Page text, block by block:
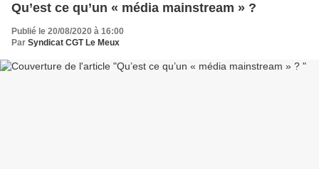
Qu’est ce qu’un « média mainstream » ?
Publié le 20/08/2020 à 16:00
Par Syndicat CGT Le Meux